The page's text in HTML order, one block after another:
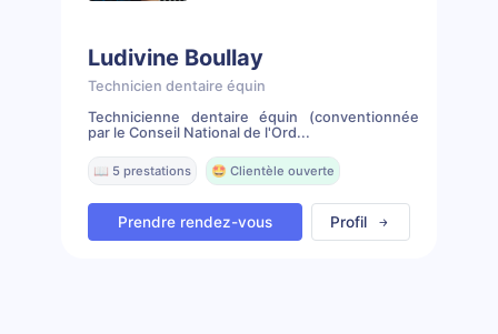
Ludivine Boullay
Technicien dentaire équin
Technicienne dentaire équin (conventionnée
par le Conseil National de l'Ord...
📖 5 prestations 🤩 Clientèle ouverte
Prendre rendez-vous Profil